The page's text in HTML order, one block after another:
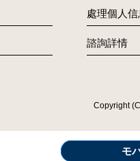
處理個人信
諮詢詳情
Copyright
モ